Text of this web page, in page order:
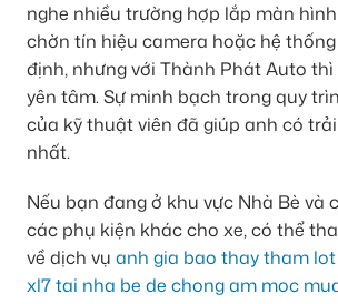
nghe nhiều trường hợp lắp màn
chờn tín hiệu camera hoặc hệ
định, nhưng với Thành Phát Auto
yên tâm. Sự minh bạch trong quy
của kỹ thuật viên đã giúp anh có
nhất.
Nếu bạn đang ở khu vực Nhà Bè và
các phụ kiện khác cho xe, có thể
về dịch vụ anh gia bao thay tham
xl7 tai nha be de chong am moc